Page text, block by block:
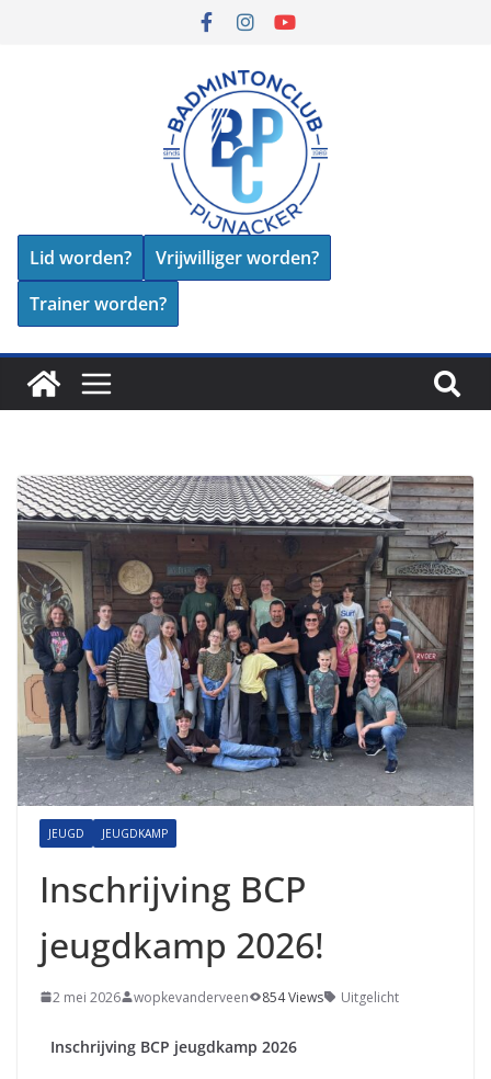
Lid worden?
Vrijwilliger worden?
Trainer worden?
JEUGD JEUGDKAMP
Inschrijving BCP
jeugdkamp 2026!
2 mei 2026 wopkevanderveen 854 Views Uitgelicht
Inschrijving BCP jeugdkamp 2026